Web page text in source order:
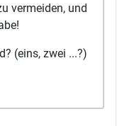
vermeiden, und
(eins, zwei ...?)